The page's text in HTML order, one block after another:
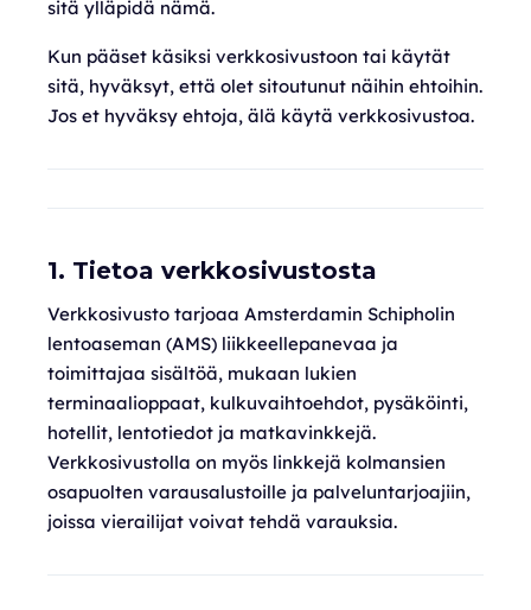
sitä ylläpidä nämä.
Kun pääset käsiksi verkkosivustoon tai käytät
sitä, hyväksyt, että olet sitoutunut näihin ehtoihin.
Jos et hyväksy ehtoja, älä käytä verkkosivustoa.
1. Tietoa verkkosivustosta
Verkkosivusto tarjoaa Amsterdamin Schipholin
lentoaseman (AMS) liikkeellepanevaa ja
toimittajaa sisältöä, mukaan lukien
terminaalioppaat, kulkuvaihtoehdot, pysäköinti,
hotellit, lentotiedot ja matkavinkkejä.
Verkkosivustolla on myös linkkejä kolmansien
osapuolten varausalustoille ja palveluntarjoajiin,
joissa vierailijat voivat tehdä varauksia.